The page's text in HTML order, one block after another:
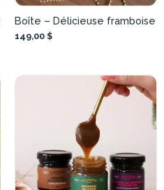
Boîte – Délicieuse framboise
149,00 $